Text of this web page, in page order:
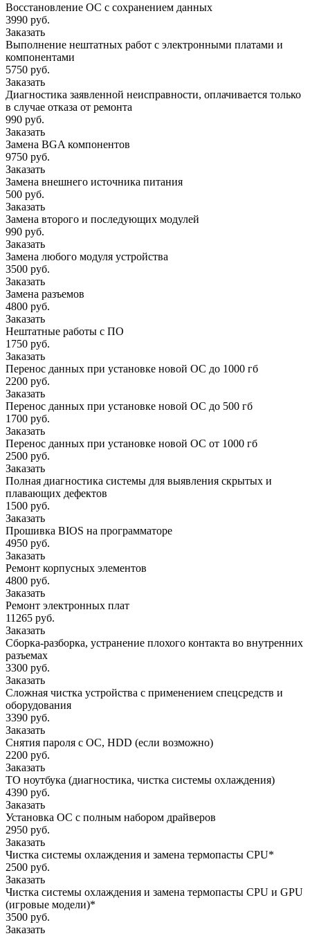
Восстановление ОС с сохранением данных
3990 руб.
Заказать
Выполнение нештатных работ с электронными платами и
компонентами
5750 руб.
Заказать
Диагностика заявленной неисправности, оплачивается только
в случае отказа от ремонта
990 руб.
Заказать
Замена BGA компонентов
9750 руб.
Заказать
Замена внешнего источника питания
500 руб.
Заказать
Замена второго и последующих модулей
990 руб.
Заказать
Замена любого модуля устройства
3500 руб.
Заказать
Замена разъемов
4800 руб.
Заказать
Нештатные работы с ПО
1750 руб.
Заказать
Перенос данных при установке новой ОС до 1000 гб
2200 руб.
Заказать
Перенос данных при установке новой ОС до 500 гб
1700 руб.
Заказать
Перенос данных при установке новой ОС от 1000 гб
2500 руб.
Заказать
Полная диагностика системы для выявления скрытых и
плавающих дефектов
1500 руб.
Заказать
Прошивка BIOS на программаторе
4950 руб.
Заказать
Ремонт корпусных элементов
4800 руб.
Заказать
Ремонт электронных плат
11265 руб.
Заказать
Сборка-разборка, устранение плохого контакта во внутренних
разъемах
3300 руб.
Заказать
Сложная чистка устройства с применением спецсредств и
оборудования
3390 руб.
Заказать
Снятия пароля с OC, HDD (если возможно)
2200 руб.
Заказать
ТО ноутбука (диагностика, чистка системы охлаждения)
4390 руб.
Заказать
Установка ОС с полным набором драйверов
2950 руб.
Заказать
Чистка системы охлаждения и замена термопасты CPU*
2500 руб.
Заказать
Чистка системы охлаждения и замена термопасты CPU и GPU
(игровые модели)*
3500 руб.
Заказать